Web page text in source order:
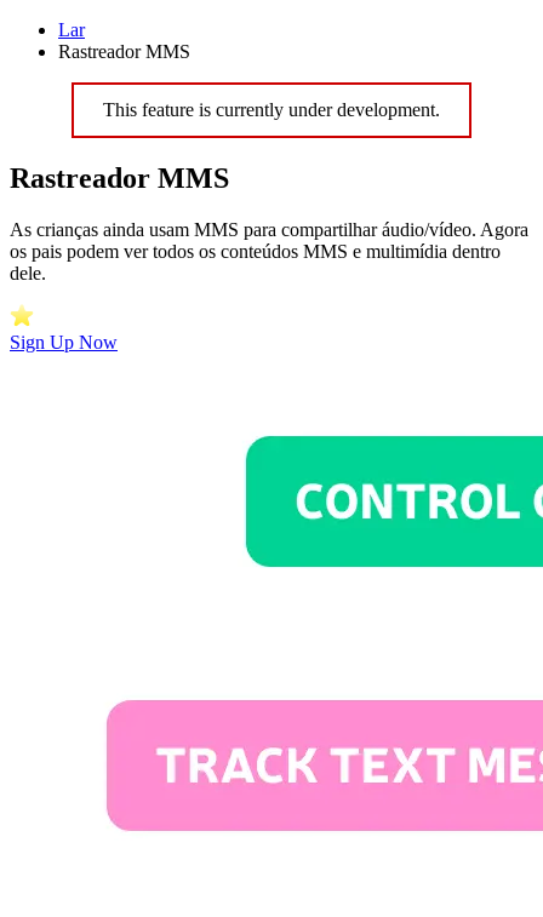
Lar
Rastreador MMS
This feature is currently under development.
Rastreador MMS
As crianças ainda usam MMS para compartilhar áudio/vídeo. Agora
os pais podem ver todos os conteúdos MMS e multimídia dentro
dele.
Sign Up Now